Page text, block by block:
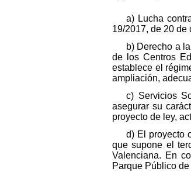
a) Lucha
19/2017, de 20 de
b) Derecho a
de los Centros
establece el
ampliación,
c) Servicios
asegurar su
proyecto de ley,
d) El proyecto
que supone el
Valenciana. En
Parque Público